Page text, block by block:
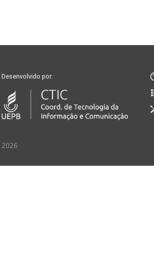
Desenvolvido por: